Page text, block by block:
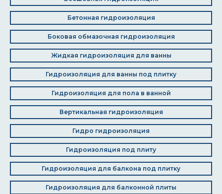
Бетонная гидроизоляция
Боковая обмазочная гидроизоляция
Жидкая гидроизоляция для ванны
Гидроизоляция для ванны под плитку
Гидроизоляция для пола в ванной
Вертикальная гидроизоляция
Гидро гидроизоляция
Гидроизоляция под плиту
Гидроизоляция для балкона под плитку
Гидроизоляция для балконной плиты